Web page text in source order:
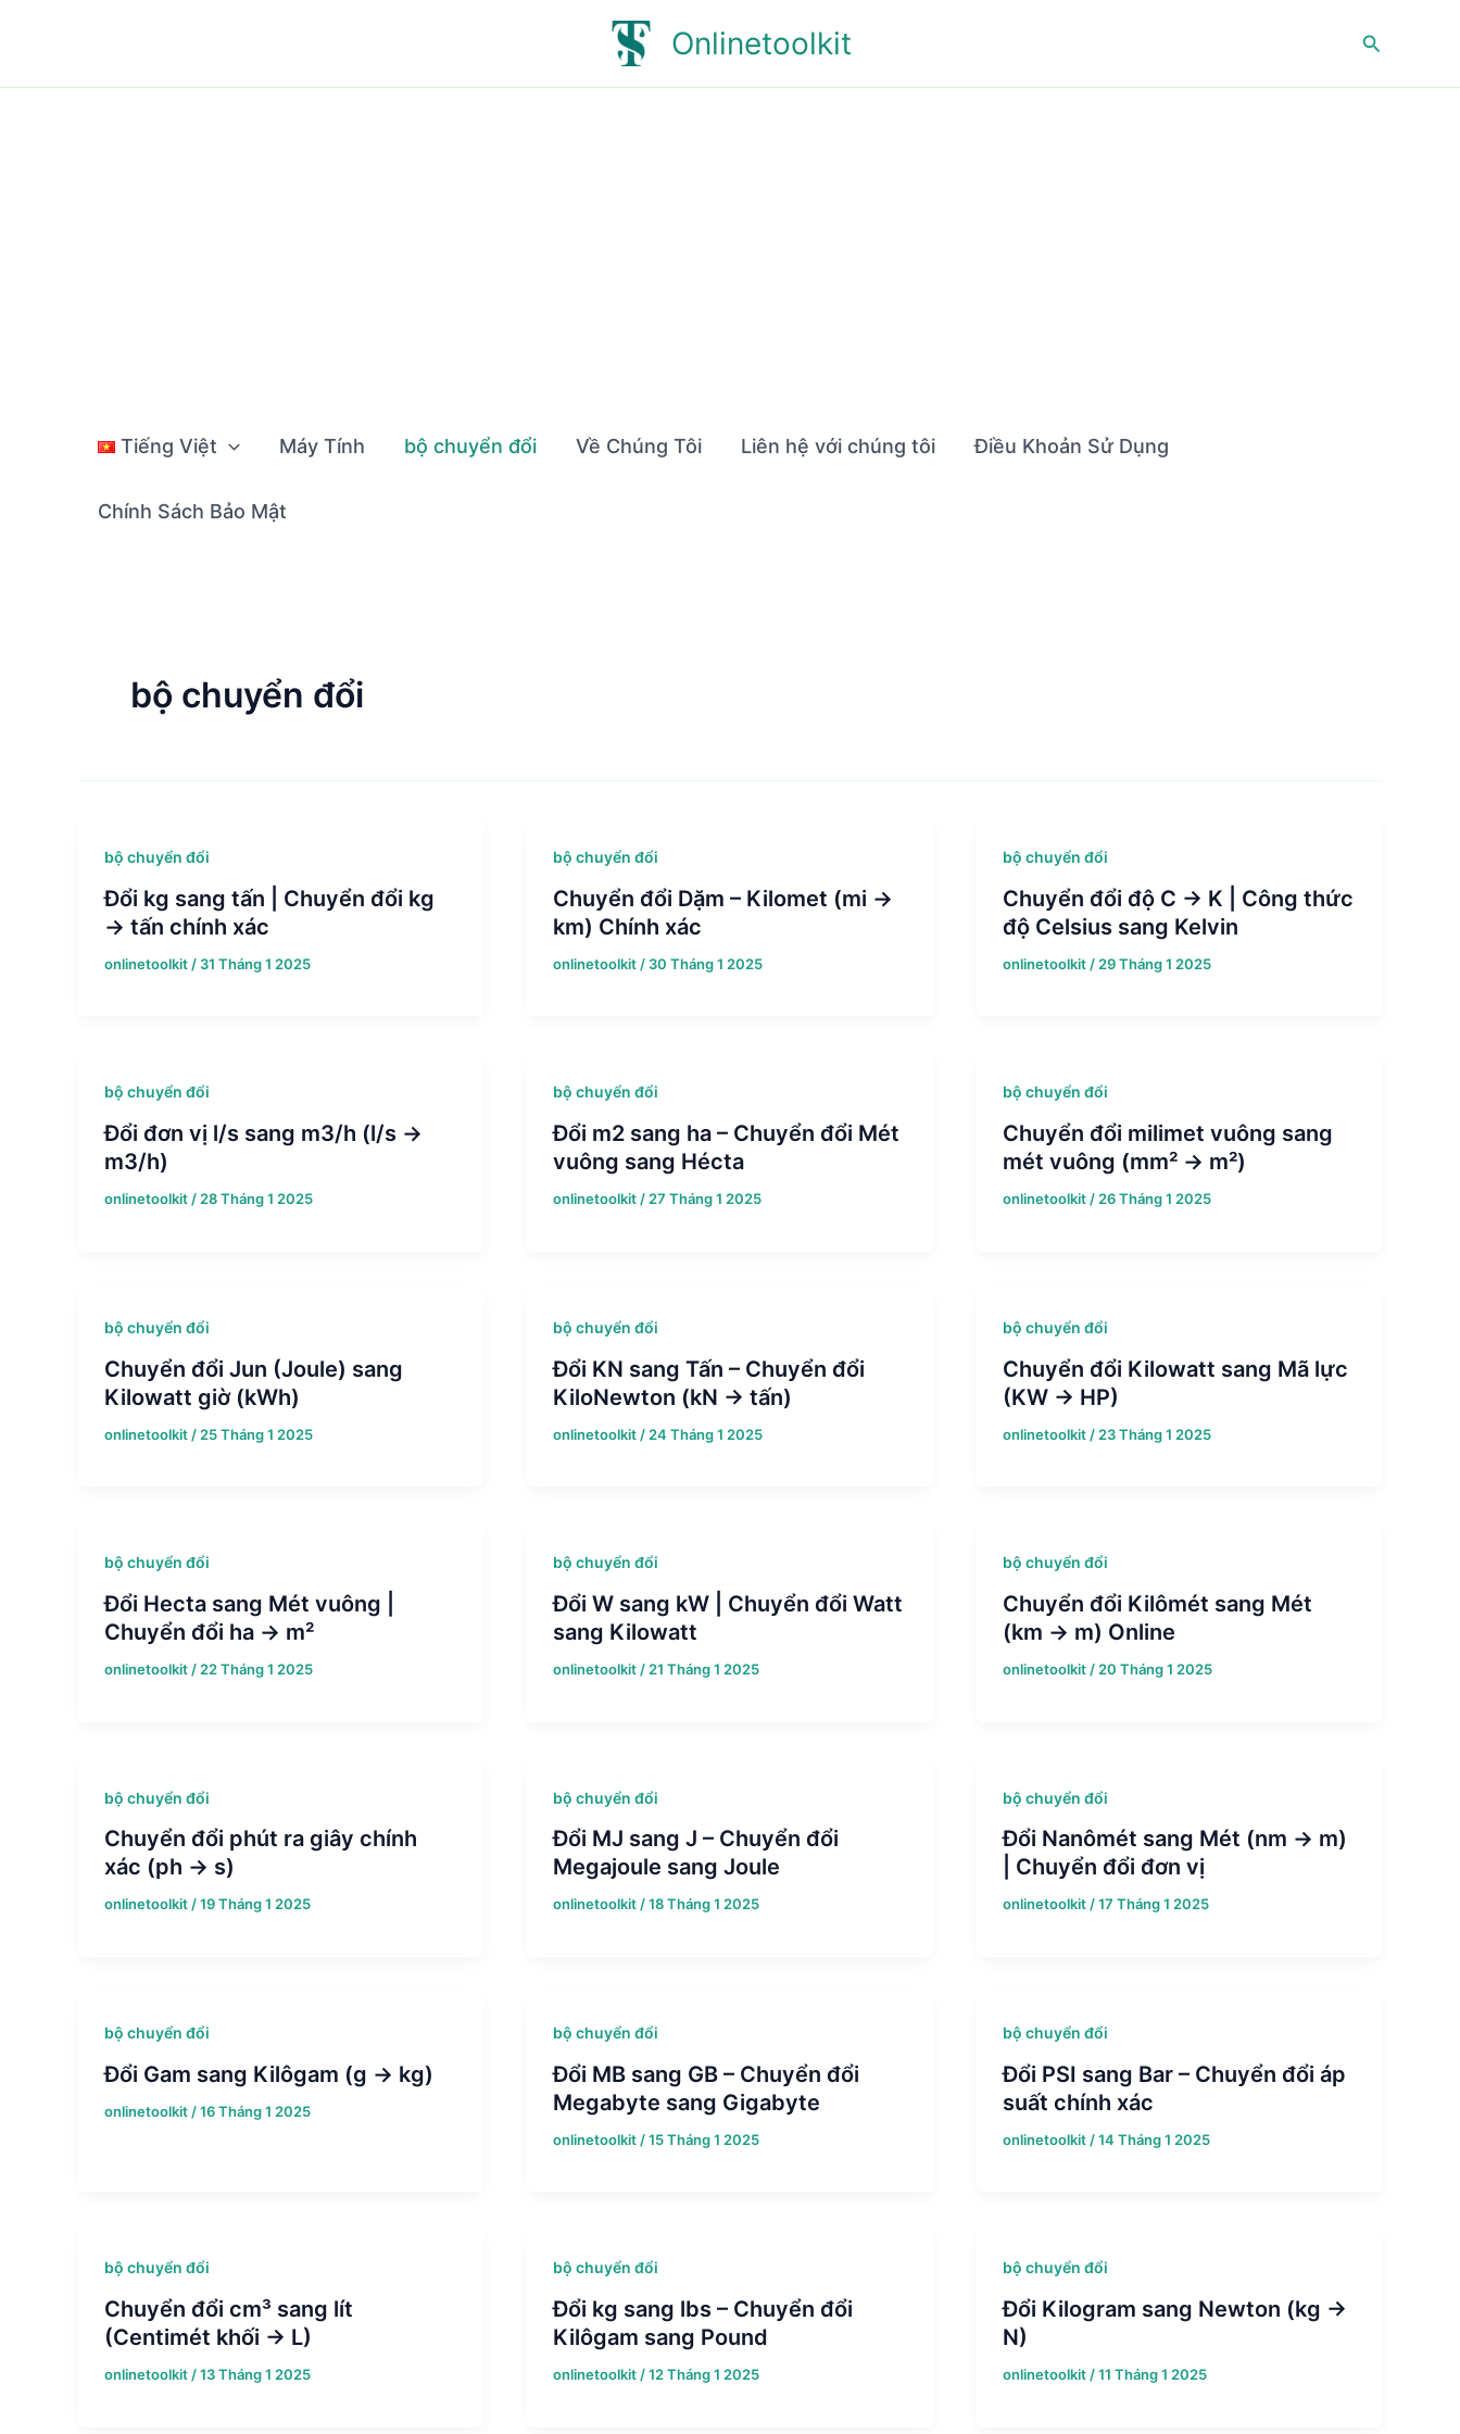
Onlinetoolkit
Tìm
Tiếng Việt Máy Tính bộ chuyển đổi Về Chúng Tôi Liên hệ với chúng tôi Điều Khoản Sử Dụng
Chính Sách Bảo Mật
bộ chuyển đổi
bộ chuyển đổi
Đổi kg sang tấn | Chuyển đổi kg
→ tấn chính xác
onlinetoolkit / 31 Tháng 1 2025
bộ chuyển đổi
Chuyển đổi Dặm – Kilomet (mi →
km) Chính xác
onlinetoolkit / 30 Tháng 1 2025
bộ chuyển đổi
Chuyển đổi độ C → K | Công thức
độ Celsius sang Kelvin
onlinetoolkit / 29 Tháng 1 2025
bộ chuyển đổi
Đổi đơn vị l/s sang m3/h (l/s →
m3/h)
onlinetoolkit / 28 Tháng 1 2025
bộ chuyển đổi
Đổi m2 sang ha – Chuyển đổi Mét
vuông sang Hécta
onlinetoolkit / 27 Tháng 1 2025
bộ chuyển đổi
Chuyển đổi milimet vuông sang
mét vuông (mm² → m²)
onlinetoolkit / 26 Tháng 1 2025
bộ chuyển đổi
Chuyển đổi Jun (Joule) sang
Kilowatt giờ (kWh)
onlinetoolkit / 25 Tháng 1 2025
bộ chuyển đổi
Đổi KN sang Tấn – Chuyển đổi
KiloNewton (kN → tấn)
onlinetoolkit / 24 Tháng 1 2025
bộ chuyển đổi
Chuyển đổi Kilowatt sang Mã lực
(KW → HP)
onlinetoolkit / 23 Tháng 1 2025
bộ chuyển đổi
Đổi Hecta sang Mét vuông |
Chuyển đổi ha → m²
onlinetoolkit / 22 Tháng 1 2025
bộ chuyển đổi
Đổi W sang kW | Chuyển đổi Watt
sang Kilowatt
onlinetoolkit / 21 Tháng 1 2025
bộ chuyển đổi
Chuyển đổi Kilômét sang Mét
(km → m) Online
onlinetoolkit / 20 Tháng 1 2025
bộ chuyển đổi
Chuyển đổi phút ra giây chính
xác (ph → s)
onlinetoolkit/19 Tháng 1 2025
bộ chuyển đổi
Đổi MJ sang J – Chuyển đổi
Megajoule sang Joule
onlinetoolkit/18 Tháng 1 2025
bộ chuyển đổi
Đổi Nanômét sang Mét (nm → m)
| Chuyển đổi đơn vị
onlinetoolkit/17 Tháng 1 2025
bộ chuyển đổi
Đổi Gam sang Kilôgam (g → kg)
onlinetoolkit /16 Tháng 1 2025
bộ chuyển đổi
Đổi MB sang GB – Chuyển đổi
Megabyte sang Gigabyte
onlinetoolkit /15 Tháng 1 2025
bộ chuyển đổi
Đổi PSI sang Bar – Chuyển đổi áp
suất chính xác
onlinetoolkit /14 Tháng 1 2025
bộ chuyển đổi
Chuyển đổi cm³ sang lít
(Centimét khối → L)
onlinetoolkit /13 Tháng 1 2025
bộ chuyển đổi
Đổi kg sang lbs – Chuyển đổi
Kilôgam sang Pound
onlinetoolkit /12 Tháng 1 2025
bộ chuyển đổi
Đổi Kilogram sang Newton (kg →
N)
onlinetoolkit /11 Tháng 1 2025